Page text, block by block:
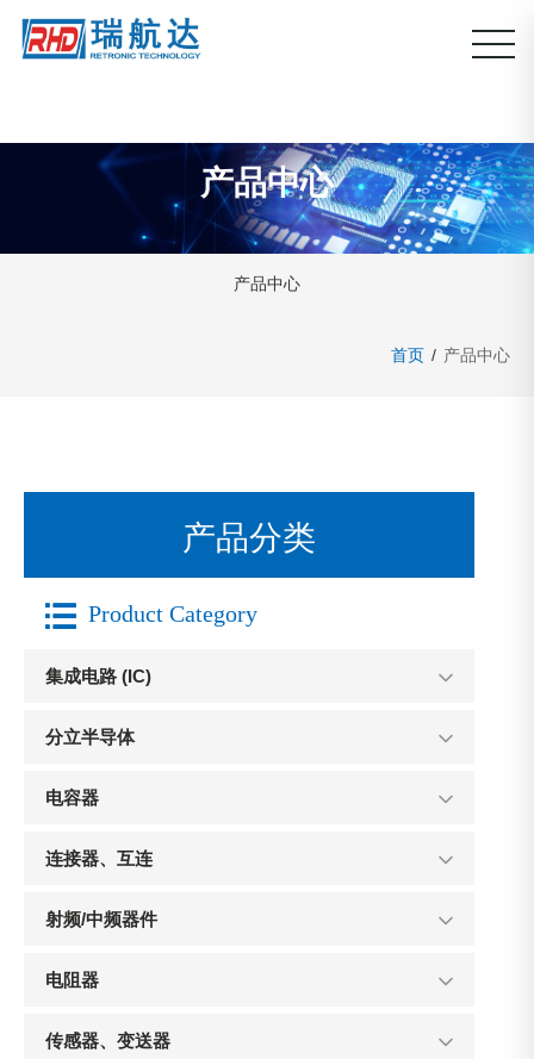
产品中心
产品中心
首页 / 产品中心
产品分类
 Product Category
集成电路 (IC)
分立半导体
电容器
连接器、互连
射频/中频器件
电阻器
传感器、变送器